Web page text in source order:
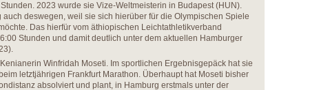
2023 wurde sie Vize-Weltmeisterin in Budapest (HUN).
deswegen, weil sie sich hierüber für die Olympischen Spiele
Das hierfür vom äthiopischen Leichtathletikverband
Stunden und damit deutlich unter dem aktuellen Hamburger
Winfridah Moseti. Im sportlichen Ergebnisgepäck hat sie
letztjährigen Frankfurt Marathon. Überhaupt hat Moseti bisher
absolviert und plant, in Hamburg erstmals unter der